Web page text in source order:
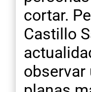
cortar.
Castillo
observar